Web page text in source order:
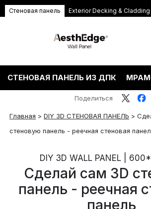
Стеновая панель Exterior Decking & Cladding
СТЕНОВАЯ ПАНЕЛЬ ИЗ ДПК
Главная >DIY 3D СТЕНОВАЯ ПАНЕЛЬ >
стеновую панель - реечная стеновая
Поделиться
DIY 3D WALL PANEL |
Сделай сам 3D
панель - реечная
панель